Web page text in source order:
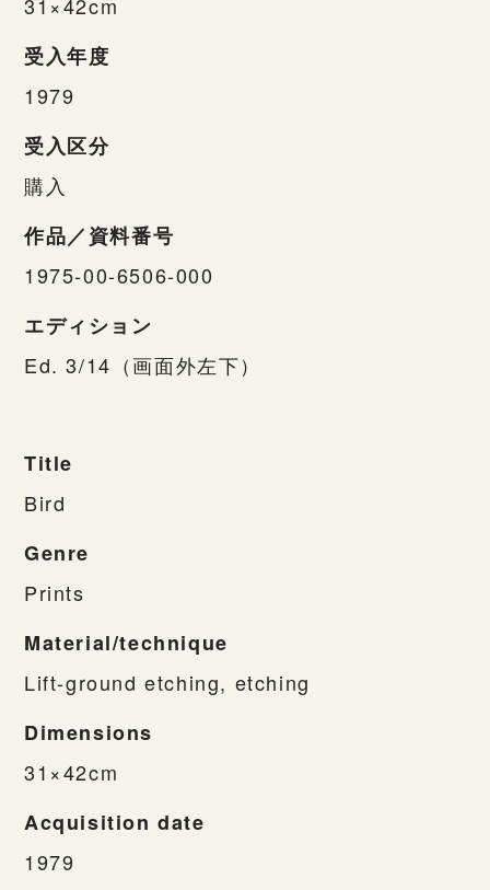
受入年度
1979
受入区分
購入
作品／資料番号
1975-00-6506-000
エディション
Ed. 3/14（画面外左下）
Title
Bird
Genre
Prints
Material/technique
Lift-ground etching, etching
Dimensions
31×42cm
Acquisition date
1979